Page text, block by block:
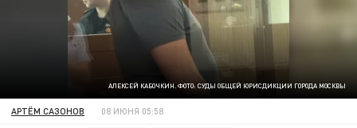
АЛЕКСЕЙ КАБОЧКИН. ФОТО: СУДЫ ОБЩЕЙ ЮРИСДИКЦИИ ГОРОДА МОСКВЫ
АРТЁМ САЗОНОВ 08 ИЮНЯ 05:58